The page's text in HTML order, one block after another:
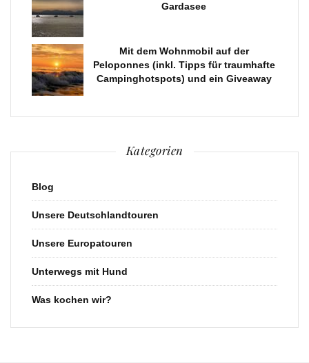
Gardasee
Mit dem Wohnmobil auf der
Peloponnes (inkl. Tipps für traumhafte
Campinghotspots) und ein Giveaway
Kategorien
Blog
Unsere Deutschlandtouren
Unsere Europatouren
Unterwegs mit Hund
Was kochen wir?